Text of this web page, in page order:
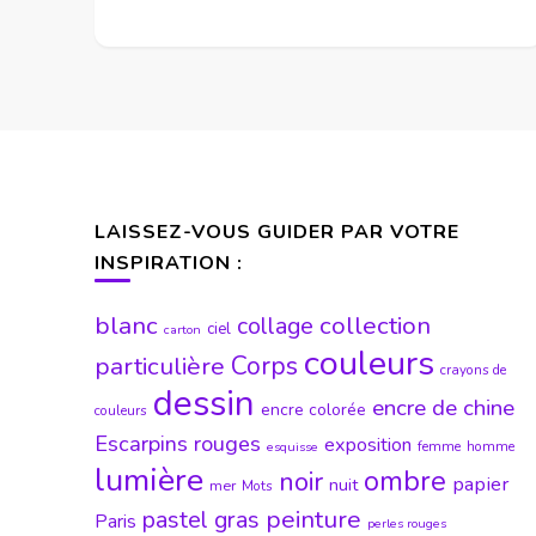
LAISSEZ-VOUS GUIDER PAR VOTRE
INSPIRATION :
blanc carton ciel collage collection
particulière Corps couleurs crayons de
couleurs dessin encre colorée encre de chine
Escarpins rouges esquisse exposition femme homme
lumière mer Mots noir nuit ombre papier
Paris pastel gras peinture perles rouges